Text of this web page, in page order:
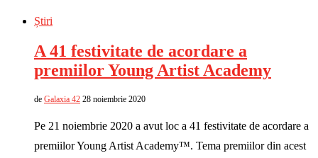
Știri
A 41 festivitate de acordare a
premiilor Young Artist Academy
de Galaxia 42 28 noiembrie 2020
Pe 21 noiembrie 2020 a avut loc a 41 festivitate de acordare a
premiilor Young Artist Academy™. Tema premiilor din acest